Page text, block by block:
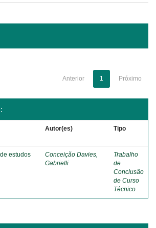
Anterior 1 Próximo
Autor(es) Tipo
estudos
Conceição Davies,
Gabrielli
Trabalho
de
Conclusão
de Curso
Técnico